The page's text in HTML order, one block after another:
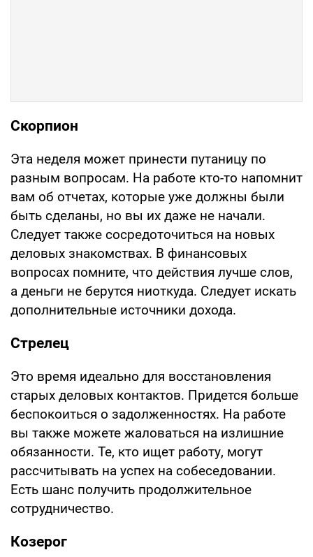
Скорпион
Эта неделя может принести путаницу по
разным вопросам. На работе кто-то напомнит
вам об отчетах, которые уже должны были
быть сделаны, но вы их даже не начали.
Следует также сосредоточиться на новых
деловых знакомствах. В финансовых
вопросах помните, что действия лучше слов,
а деньги не берутся ниоткуда. Следует искать
дополнительные источники дохода.
Стрелец
Это время идеально для восстановления
старых деловых контактов. Придется больше
беспокоиться о задолженностях. На работе
вы также можете жаловаться на излишние
обязанности. Те, кто ищет работу, могут
рассчитывать на успех на собеседовании.
Есть шанс получить продолжительное
сотрудничество.
Козерог